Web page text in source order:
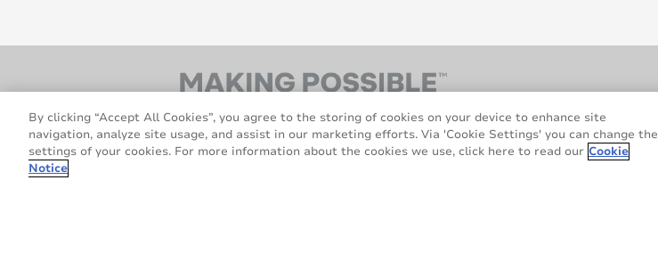
By clicking “Accept All Cookies”, you agree to the storing of cookies on your device to enhance site
navigation, analyze site usage, and assist in our marketing efforts. Via 'Cookie Settings' you can change the
settings of your cookies. For more information about the cookies we use, click here to read our Cookie
Notice